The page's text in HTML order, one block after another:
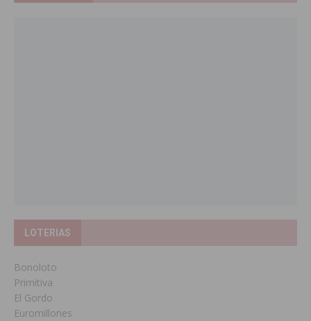
LOTERIAS
Bonoloto
Primitiva
El Gordo
Euromillones